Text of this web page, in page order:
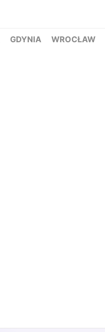
GDYNIA WROCŁAW